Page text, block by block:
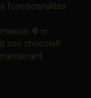
fonctionnalités
dans une nouvelle
🍓🥙
son chocolat!Ce lien
nouvelle fenêtre"
une nouvelle